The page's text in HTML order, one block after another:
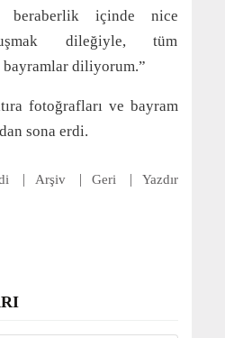
içinde nice
dileğiyle, tüm
diliyorum.”
fotoğrafları ve bayram
sona erdi.
Arşiv Geri Yazdır